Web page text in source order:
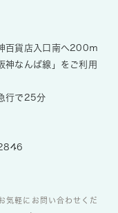
百貨店入口南へ200ｍ
神なんば線」をご利用
行で25分
気軽にお問い合わせくだ